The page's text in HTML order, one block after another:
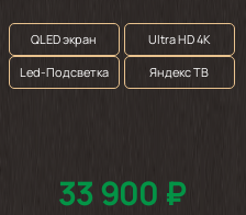
QLED экран
Ultra HD 4K
Led-Подсветка
Яндекс ТВ
33 900 ₽